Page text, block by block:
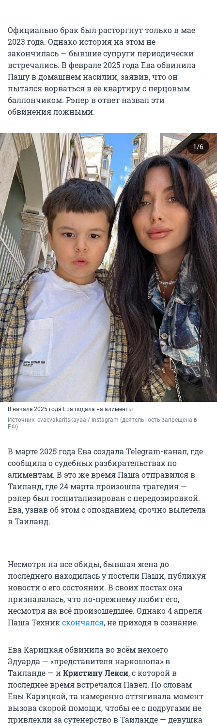
Официально брак был расторгнут только в мае
2023 года. Однако история на этом не
закончилась — бывшие супруги периодически
встречались. В феврале 2025 года Ева обвинила
Пашу в домашнем насилии, заявив, что он
пытался ворваться в ее квартиру с перцовым
баллончиком. Рэпер в ответ назвал эти
обвинения ложными.
В начале 2025 года Ева подала на алименты
Источник: evaevakaritskayaa / Instagram (деятельность запрещена в
РФ)
В марте 2025 года Ева создала Telegram-канал, где
сообщила о судебных разбирательствах по
алиментам. В это же время Паша отправился в
Таиланд, где 24 марта произошла трагедия —
рэпер был госпитализирован с передозировкой.
Ева, узнав об этом с опозданием, срочно вылетела
в Таиланд.
Несмотря на все обиды, бывшая жена до
последнего находилась у постели Паши, публикуя
новости о его состоянии. В своих постах она
признавалась, что по-прежнему любит его,
несмотря на всё произошедшее. Однако 4 апреля
Паша Техникскончался, не приходя в сознание.
Ева Карицкая обвинила во всём некоего
Эдуарда — «представителя наркошопа» в
Таиланде — иКристину Лекси, с которой в
последнее время встречался Павел. По словам
Евы Карицкой, та намеренно оттягивала момент
вызова скорой помощи, чтобы ее с подругами не
привлекли за сутенерство в Таиланде — девушка